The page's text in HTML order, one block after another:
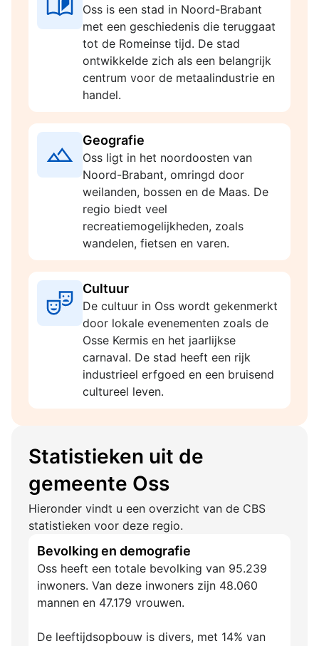
Oss is een stad in Noord-Brabant
met een geschiedenis die teruggaat
tot de Romeinse tijd. De stad
ontwikkelde zich als een belangrijk
centrum voor de metaalindustrie en
handel.
Geografie
Oss ligt in het noordoosten van
Noord-Brabant, omringd door
weilanden, bossen en de Maas. De
regio biedt veel
recreatiemogelijkheden, zoals
wandelen, fietsen en varen.
Cultuur
De cultuur in Oss wordt gekenmerkt
door lokale evenementen zoals de
Osse Kermis en het jaarlijkse
carnaval. De stad heeft een rijk
industrieel erfgoed en een bruisend
cultureel leven.
Statistieken uit de
gemeente Oss
Hieronder vindt u een overzicht van de CBS
statistieken voor deze regio.
Bevolking en demografie
Oss heeft een totale bevolking van 95.239
inwoners. Van deze inwoners zijn 48.060
mannen en 47.179 vrouwen.
De leeftijdsopbouw is divers, met 14% van